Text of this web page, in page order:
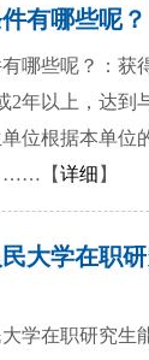
有哪些呢？
哪些呢？：获
2年以上，达到
位根据本单位
……【详细 】
大学在职
学在职研究生